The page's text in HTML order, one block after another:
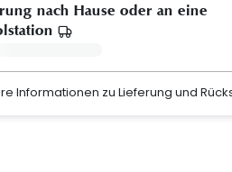
nach Hause oder an eine
Informationen zu Lieferung und